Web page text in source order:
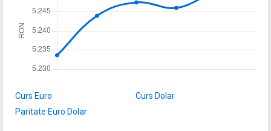
Curs Euro
Curs Dolar
Paritate Euro Dolar